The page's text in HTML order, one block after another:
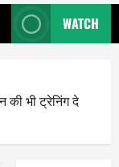
WATCH
की भी ट्रेनिंग दे